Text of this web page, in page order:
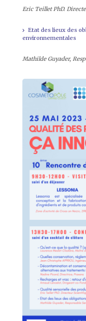
Eric Teillet PhD.
Etat des lieux des
environnementales
Mathilde Guyader,